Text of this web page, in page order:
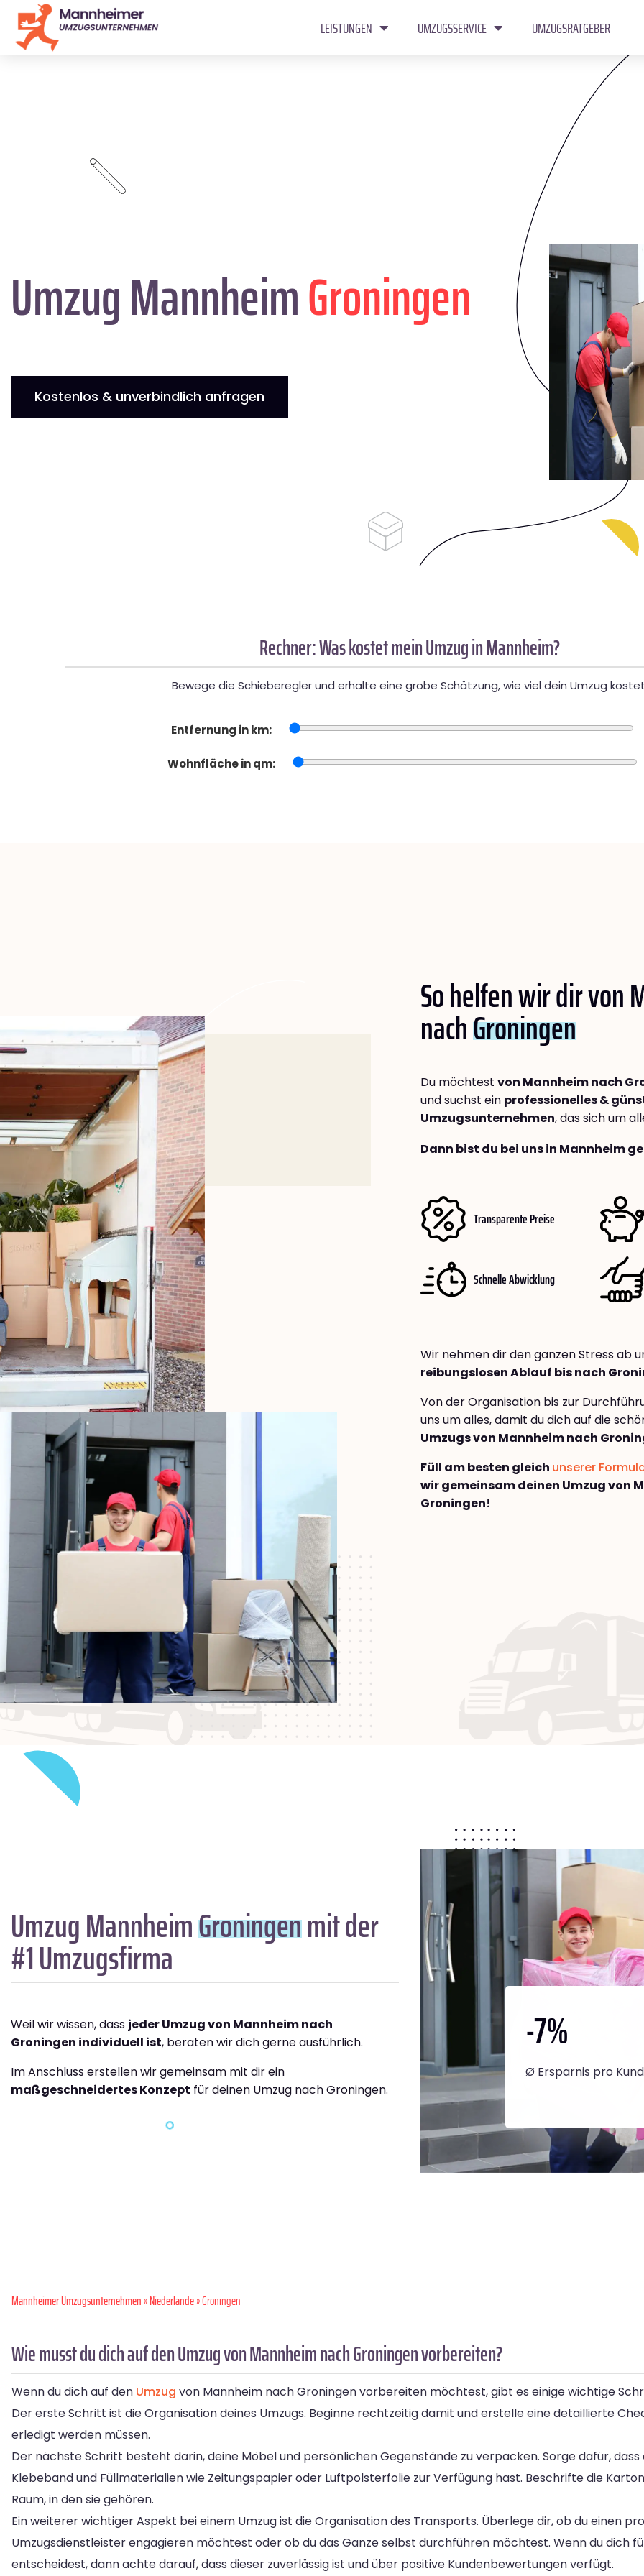
LEISTUNGEN UMZUGSSERVICE UMZUGSRATGEBER
Umzug MannheimGroningen
Kostenlos & unverbindlich anfragen
Rechner: Was kostet mein Umzug in Mannheim?
Bewege die Schieberegler und erhalte eine grobe Schätzung, wie viel dein Umzug
Entfernung in km:
Wohnfläche in qm:
So helfen wir dir von
nachGroningen
Du möchtest von Mannheim nach
und suchst ein professionelles &
Umzugsunternehmen, das sich um
Dann bist du bei uns in Mannheim
Transparente Preise
Schnelle Abwicklung
Wir nehmen dir den ganzen Stress ab
reibungslosen Ablauf bis nach
Von der Organisation bis zur
uns um alles, damit du dich auf die
Umzugs von Mannheim nach
Füll am besten gleich unserer
wir gemeinsam deinen Umzug von
Groningen!
Umzug MannheimGroningenmit der
#1 Umzugsfirma
Weil wir wissen, dass jeder Umzug von Mannheim nach
Groningen individuell ist, beraten wir dich gerne ausführlich.
Im Anschluss erstellen wir gemeinsam mit dir ein
maßgeschneidertes Konzept für deinen Umzug nach Groningen.
-7%
Ø Ersparnis pro
Mannheimer Umzugsunternehmen»Niederlande» Groningen
Wie musst du dich auf den Umzug von Mannheim nach Groningen vorbereiten?
Wenn du dich auf den Umzug von Mannheim nach Groningen vorbereiten möchtest, gibt es einige wichtige
Der erste Schritt ist die Organisation deines Umzugs. Beginne rechtzeitig damit und erstelle eine detaillierte
erledigt werden müssen.
Der nächste Schritt besteht darin, deine Möbel und persönlichen Gegenstände zu verpacken. Sorge dafür, dass
Klebeband und Füllmaterialien wie Zeitungspapier oder Luftpolsterfolie zur Verfügung hast. Beschrifte die
Raum, in den sie gehören.
Ein weiterer wichtiger Aspekt bei einem Umzug ist die Organisation des Transports. Überlege dir, ob du einen
Umzugsdienstleister engagieren möchtest oder ob du das Ganze selbst durchführen möchtest. Wenn du dich
entscheidest, dann achte darauf, dass dieser zuverlässig ist und über positive Kundenbewertungen verfügt.